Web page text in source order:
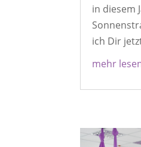
in diesem
ich Dir
mehr